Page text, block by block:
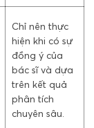
Chỉ nên thực
hiện khi có sự
đồng ý của
bác sĩ và dựa
trên kết quả
phân tích
chuyên sâu.